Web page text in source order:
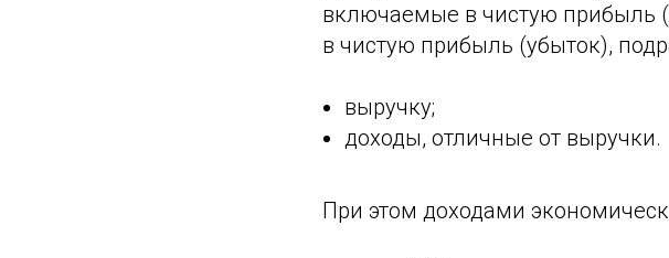
включаемые в чистую прибыль
в чистую прибыль (убыток),
выручку;
доходы, отличные от выручки.
При этом доходами